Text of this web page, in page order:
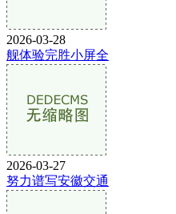
2026-03-28
舰体验完胜小屏全
2026-03-27
努力谱写安徽交通